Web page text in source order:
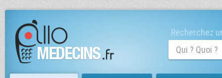
Recherchez